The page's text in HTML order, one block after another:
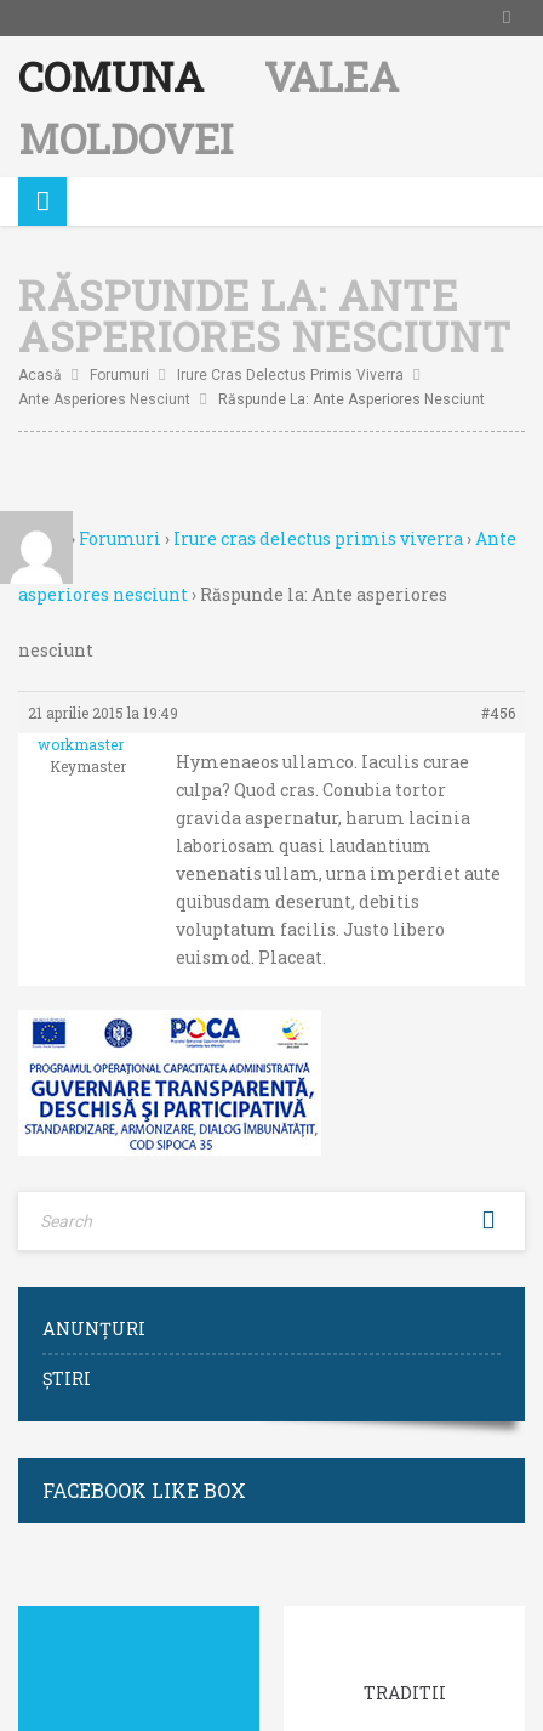
COMUNA VALEA
MOLDOVEI
RĂSPUNDE LA: ANTE
ASPERIORES NESCIUNT
Acasă Forumuri
Irure Cras Delectus Primis Viverra
Ante Asperiores Nesciunt
Răspunde La: Ante Asperiores Nesciunt
Acasă › Forumuri › Irure cras delectus primis viverra ›Ante
asperiores nesciunt › Răspunde la: Ante asperiores
nesciunt
21 aprilie 2015 la 19:49
#456
workmaster
Keymaster
Hymenaeos ullamco. Iaculis curae
culpa? Quod cras. Conubia tortor
gravida aspernatur, harum lacinia
laboriosam quasi laudantium
venenatis ullam, urna imperdiet aute
quibusdam deserunt, debitis
voluptatum facilis. Justo libero
euismod. Placeat.
ANUNȚURI
ȘTIRI
FACEBOOK LIKE BOX
TRADITII